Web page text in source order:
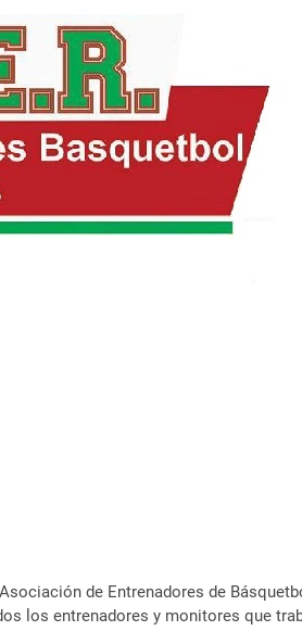
de Entrenadores de
los entrenadores y monitores que